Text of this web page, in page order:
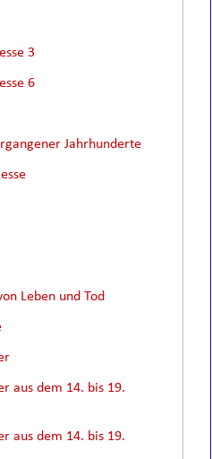
3
6
Jahrhunderte
Leben und Tod
aus dem 14. bis 19.
aus dem 14. bis 19.